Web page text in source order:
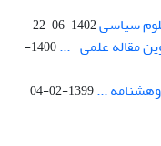
سیاسی1402-06-22
مقاله علمی- ...
1400-
...
1399-02-04